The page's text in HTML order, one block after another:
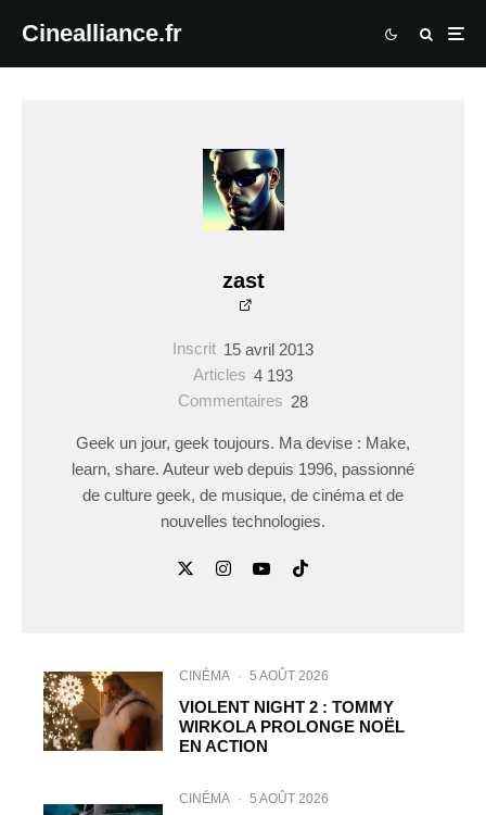
Cinealliance.fr
zast
Inscrit 15 avril 2013
Articles 4 193
Commentaires 28
Geek un jour, geek toujours. Ma devise : Make,
learn, share. Auteur web depuis 1996, passionné
de culture geek, de musique, de cinéma et de
nouvelles technologies.
CINÉMA · 5 AOÛT 2026
VIOLENT NIGHT 2 : TOMMY
WIRKOLA PROLONGE NOËL
EN ACTION
CINÉMA · 5 AOÛT 2026